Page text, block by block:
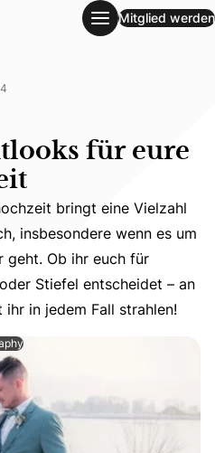
Winterhochzeit
Mitglied werden
für eure
bringt eine Vielzahl
bringt eine Vielzahl
insbesondere wenn es um
geht. Ob ihr euch für
Stiefel entscheidet – an
in jedem Fall strahlen!